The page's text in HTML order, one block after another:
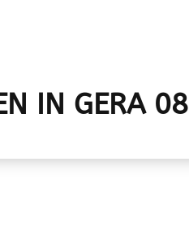
IN GERA 08